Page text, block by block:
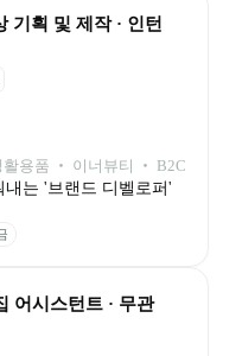
기획 및 제작 · 인턴
용품 ‧ 이너뷰티 ‧ B2C
는 '브랜드 디벨로퍼'
어시스턴트 · 무관